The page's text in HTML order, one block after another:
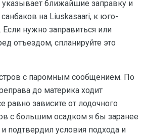
указывает ближайшие заправку и
на Liuskasaari, к юго-
Если нужно заправиться или
отъездом, спланируйте это
с паромным сообщением. По
до материка ходит
равно зависите от лодочного
с большим осадком я бы заранее
подтвердил условия подхода и